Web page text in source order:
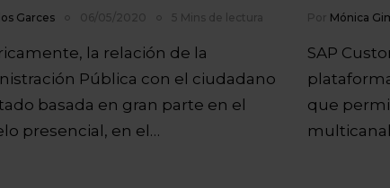
Garces 06/05/2020 5 Mins de lectura
la relación de la
Pública con el ciudadano
basada en gran parte en el
presencial, en el…
Por Mónica
SAP
que